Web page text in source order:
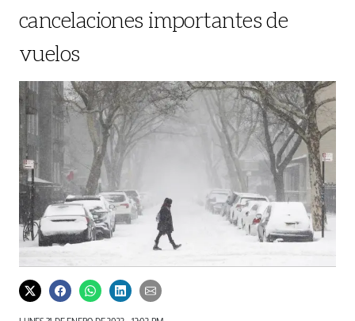
cancelaciones importantes de
vuelos